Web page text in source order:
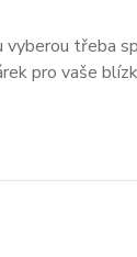
vyberou třeba
pro vaše